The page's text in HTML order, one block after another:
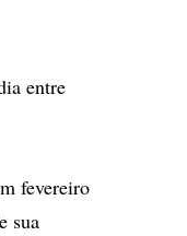
entre
fevereiro
sua